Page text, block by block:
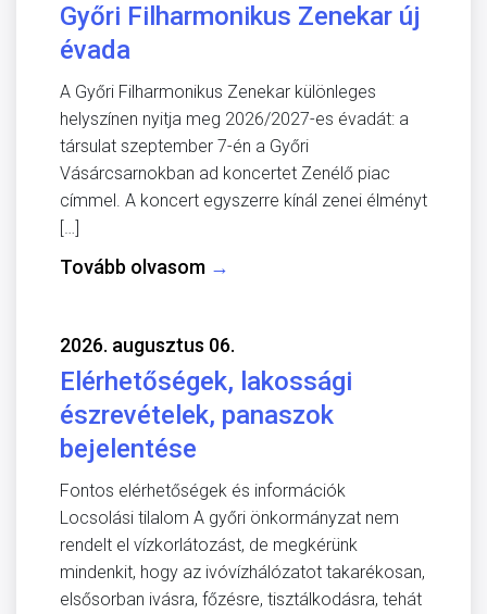
Győri Filharmonikus Zenekar új
évada
A Győri Filharmonikus Zenekar különleges
helyszínen nyitja meg 2026/2027-es évadát: a
társulat szeptember 7-én a Győri
Vásárcsarnokban ad koncertet Zenélő piac
címmel. A koncert egyszerre kínál zenei élményt
[…]
Tovább olvasom →
2026. augusztus 06.
Elérhetőségek, lakossági
észrevételek, panaszok
bejelentése
Fontos elérhetőségek és információk
Locsolási tilalom A győri önkormányzat nem
rendelt el vízkorlátozást, de megkérünk
mindenkit, hogy az ivóvízhálózatot takarékosan,
elsősorban ivásra, főzésre, tisztálkodásra, tehát